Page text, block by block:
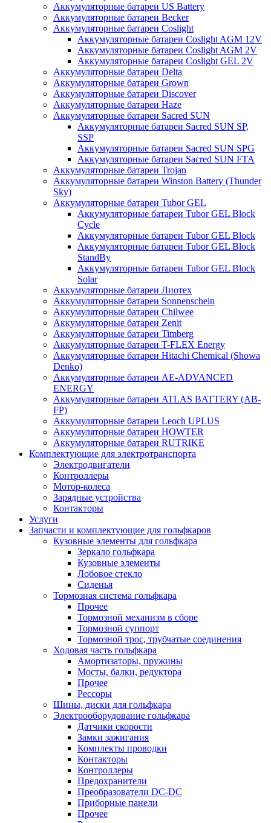
Аккумуляторные батареи US Battery
Аккумуляторные батареи Becker
Аккумуляторные батареи Coslight
Аккумуляторные батареи Coslight AGM 12V
Аккумуляторные батареи Coslight AGM 2V
Аккумуляторные батареи Coslight GEL 2V
Аккумуляторные батареи Delta
Аккумуляторные батареи Grown
Аккумуляторные батареи Discover
Аккумуляторные батареи Haze
Аккумуляторные батареи Sacred SUN
Аккумуляторные батареи Sacred SUN SP,
SSP
Аккумуляторные батареи Sacred SUN SPG
Аккумуляторные батареи Sacred SUN FTA
Аккумуляторные батареи Trojan
Аккумуляторные батареи Winston Battery (Thunder
Sky)
Аккумуляторные батареи Tubor GEL
Аккумуляторные батареи Tubor GEL Block
Cycle
Аккумуляторные батареи Tubor GEL Block
Аккумуляторные батареи Tubor GEL Block
StandBy
Аккумуляторные батареи Tubor GEL Block
Solar
Аккумуляторные батареи Лиотех
Аккумуляторные батареи Sonnenschein
Аккумуляторные батареи Chilwee
Аккумуляторные батареи Zenit
Аккумуляторные батареи Timberg
Аккумуляторные батареи T-FLEX Energy
Аккумуляторные батареи Hitachi Chemical (Showa
Denko)
Аккумуляторные батареи АЕ-ADVANCED
ENERGY
Аккумуляторные батареи ATLAS BATTERY (AB-
FP)
Аккумуляторные батареи Leoch UPLUS
Аккумуляторные батареи HOWTER
Аккумуляторные батареи RUTRIKE
Комплектующие для электротранспорта
Электродвигатели
Контроллеры
Мотор-колеса
Зарядные устройства
Контакторы
Услуги
Запчасти и комплектующие для гольфкаров
Кузовные элементы для гольфкара
Зеркало гольфкара
Кузовные элементы
Лобовое стекло
Сиденья
Тормозная система гольфкара
Прочее
Тормозной механизм в сборе
Тормозной суппорт
Тормозной трос, трубчатые соединения
Ходовая часть гольфкара
Амортизаторы, пружины
Мосты, балки, редуктора
Прочее
Рессоры
Шины, диски для гольфкара
Электрооборудование гольфкара
Датчики скорости
Замки зажигания
Комплекты проводки
Контакторы
Контроллеры
Предохранители
Преобразователи DC-DC
Приборные панели
Прочее